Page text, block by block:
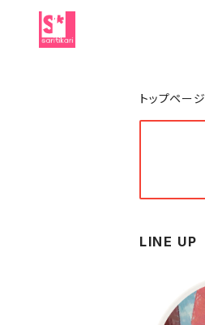
トップページ
LINE UP